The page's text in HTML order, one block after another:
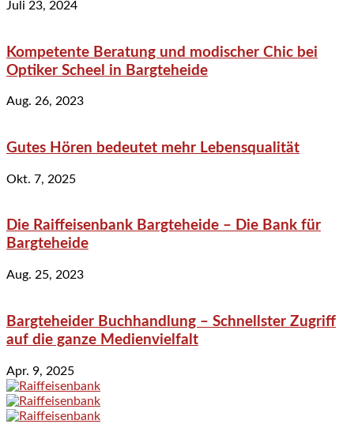
Juli 23, 2024
Kompetente Beratung und modischer Chic bei
Optiker Scheel in Bargteheide
Aug. 26, 2023
Gutes Hören bedeutet mehr Lebensqualität
Okt. 7, 2025
Die Raiffeisenbank Bargteheide – Die Bank für
Bargteheide
Aug. 25, 2023
Bargteheider Buchhandlung – Schnellster Zugriff
auf die ganze Medienvielfalt
Apr. 9, 2025